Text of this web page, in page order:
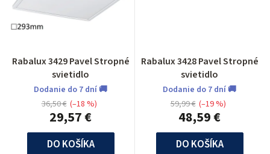
Rabalux 3429 Pavel Stropné
svietidlo
Dodanie do 7 dní 🚚
29,57 €
36,50 € (–18 %)
DO KOŠÍKA
Rabalux 3428 Pavel Stropné
svietidlo
Dodanie do 7 dní 🚚
48,59 €
59,99 € (–19 %)
DO KOŠÍKA